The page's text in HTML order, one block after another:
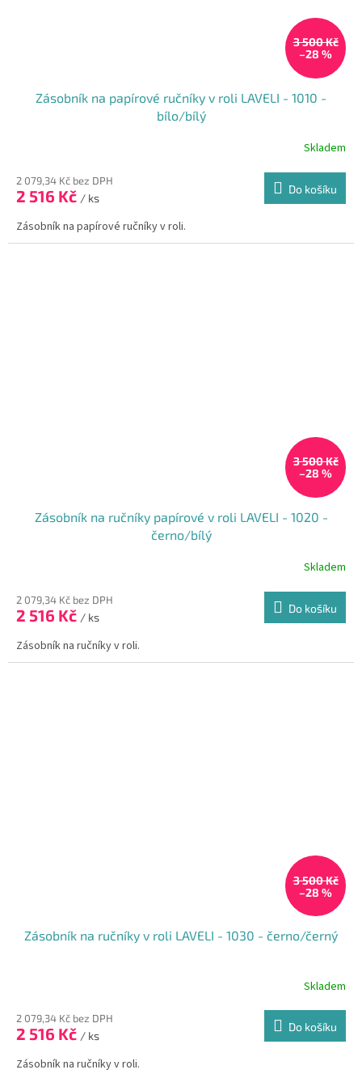
3 500 Kč
–28 %
Zásobník na papírové ručníky v roli LAVELI - 1010 -
bílo/bílý
Skladem
2 079,34 Kč bez DPH
2 516 Kč / ks
Do košíku
Zásobník na papírové ručníky v roli.
3 500 Kč
–28 %
Zásobník na ručníky papírové v roli LAVELI - 1020 -
černo/bílý
Skladem
2 079,34 Kč bez DPH
2 516 Kč / ks
Do košíku
Zásobník na ručníky v roli.
3 500 Kč
–28 %
Zásobník na ručníky v roli LAVELI - 1030 - černo/černý
Skladem
2 079,34 Kč bez DPH
2 516 Kč / ks
Do košíku
Zásobník na ručníky v roli.